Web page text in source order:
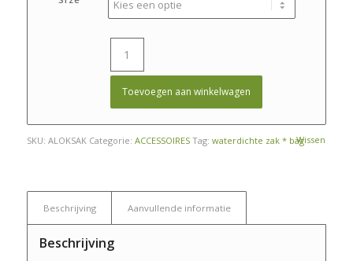
€ 11,00
Wissen
Toevoegen aan winkelwagen
SKU: ALOKSAK Categorie: ACCESSOIRES Tag: waterdichte zak * bag
Beschrijving Aanvullende informatie
Beschrijving